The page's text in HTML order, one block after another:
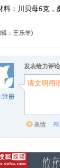
川贝母6克，桑
：王乐羊)
/注册
发表给力评
表情